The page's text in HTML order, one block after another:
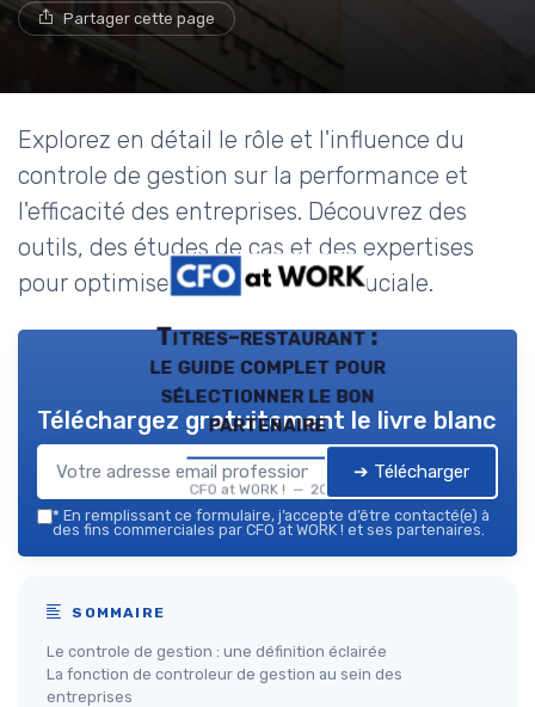
Partager cette page
Explorez en détail le rôle et l'influence du
controle de gestion sur la performance et
l'efficacité des entreprises. Découvrez des
outils, des études de cas et des expertises
pour optimiser cette fonction cruciale.
Titres-restaurant :
le guide complet pour
sélectionner le bon
partenaire
CFO at WORK ! — 2026
Téléchargez gratuitement le livre blanc
➔ Télécharger
* En remplissant ce formulaire, j’accepte d’être contacté(e) à
des fins commerciales par CFO at WORK ! et ses partenaires.
SOMMAIRE
Le controle de gestion : une définition éclairée
La fonction de controleur de gestion au sein des
entreprises